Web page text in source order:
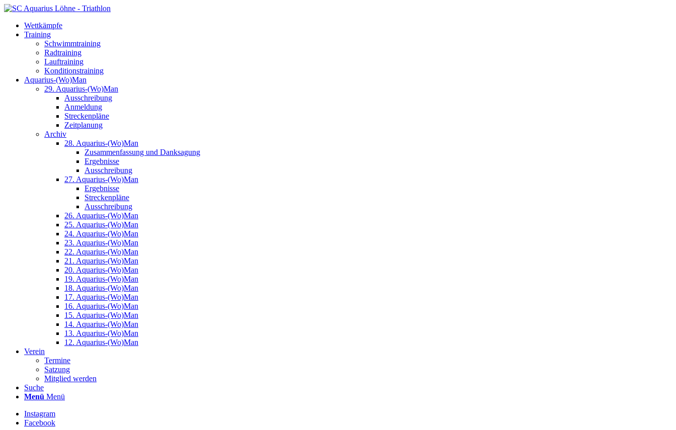
Wettkämpfe
Training
Schwimmtraining
Radtraining
Lauftraining
Konditionstraining
Aquarius-(Wo)Man
29. Aquarius-(Wo)Man
Ausschreibung
Anmeldung
Streckenpläne
Zeitplanung
Archiv
28. Aquarius-(Wo)Man
Zusammenfassung und Danksagung
Ergebnisse
Ausschreibung
27. Aquarius-(Wo)Man
Ergebnisse
Streckenpläne
Ausschreibung
26. Aquarius-(Wo)Man
25. Aquarius-(Wo)Man
24. Aquarius-(Wo)Man
23. Aquarius-(Wo)Man
22. Aquarius-(Wo)Man
21. Aquarius-(Wo)Man
20. Aquarius-(Wo)Man
19. Aquarius-(Wo)Man
18. Aquarius-(Wo)Man
17. Aquarius-(Wo)Man
16. Aquarius-(Wo)Man
15. Aquarius-(Wo)Man
14. Aquarius-(Wo)Man
13. Aquarius-(Wo)Man
12. Aquarius-(Wo)Man
Verein
Termine
Satzung
Mitglied werden
Suche
Menü Menü
Instagram
Facebook